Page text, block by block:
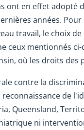
ont en effet adopté
années.
travail, le choix
ceux mentionnés
où les droits
contre la
de
Queensland,
ni